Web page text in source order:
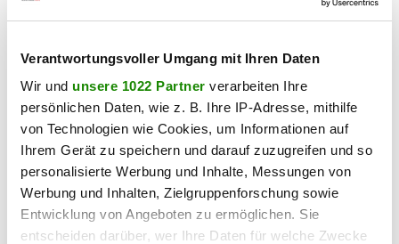
Verantwortungsvoller Umgang mit Ihren Daten
Wir und unsere 1022 Partner verarbeiten Ihre
persönlichen Daten, wie z. B. Ihre IP-Adresse, mithilfe
von Technologien wie Cookies, um Informationen auf
Ihrem Gerät zu speichern und darauf zuzugreifen und so
personalisierte Werbung und Inhalte, Messungen von
Werbung und Inhalten, Zielgruppenforschung sowie
Entwicklung von Angeboten zu ermöglichen. Sie
entscheiden darüber, wer Ihre Daten für welche Zwecke
2301 Mühlleiten
Schlüsselfertige Doppelhaushälfte in der Natur